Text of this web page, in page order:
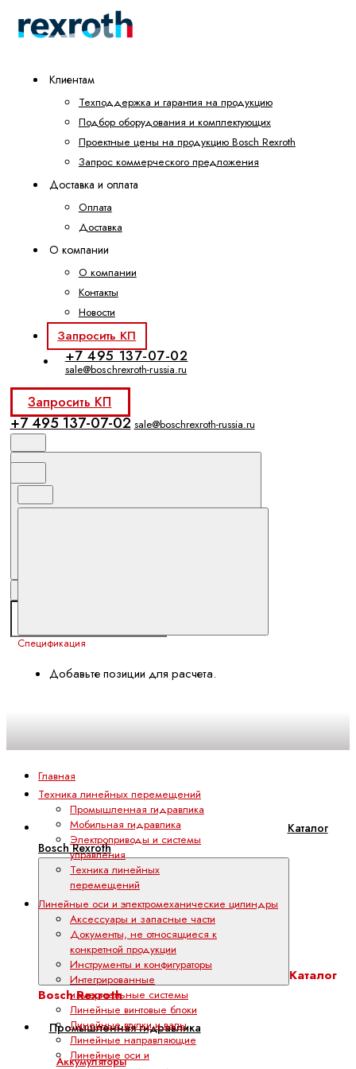
Клиентам
Техподдержка и гарантия на продукцию
Подбор оборудования и комплектующих
Проектные цены на продукцию Bosch Rexroth
Запрос коммерческого предложения
Доставка и оплата
Оплата
Доставка
О компании
О компании
Контакты
Новости
Запросить КП
+7 495 137-07-02
sale@boschrexroth-russia.ru
Запросить КП
+7 495 137-07-02 sale@boschrexroth-russia.ru
Спецификация
Добавьте позиции для расчета.
Каталог
Bosch Rexroth
Каталог
Bosch Rexroth
Промышленная гидравлика
Аккумуляторы
Главная
Техника линейных перемещений
Промышленная гидравлика
Мобильная гидравлика
Электроприводы и системы
управления
Техника линейных
перемещений
Линейные оси и электромеханические цилиндры
Аксессуары и запасные части
Документы, не относящиеся к
конкретной продукции
Инструменты и конфигураторы
Интегрированные
измерительные системы
Линейные винтовые блоки
Линейные втулки и валы
Линейные направляющие
Линейные оси и